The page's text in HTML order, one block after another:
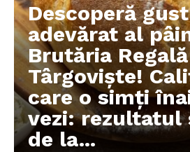
Descoperă
adevărat al
Brutăria
Târgoviște!
care o simți
vezi: rezultatul
de la...